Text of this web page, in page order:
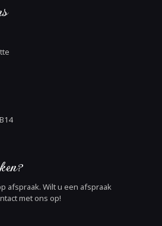
afspraak. Wilt u een afspraak
met ons op!